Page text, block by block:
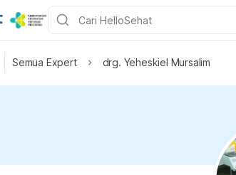
Semua Expert drg. Yeheskiel Mursalim